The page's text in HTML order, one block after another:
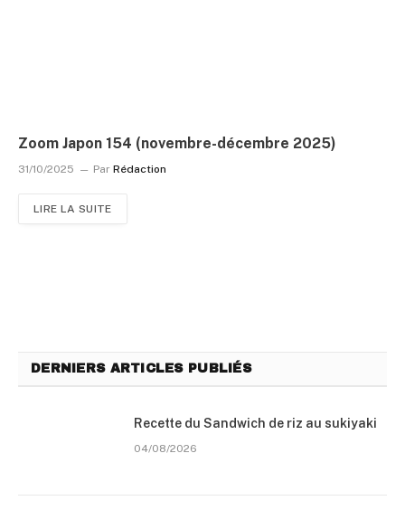
Zoom Japon 154 (novembre-décembre 2025)
31/10/2025 Par Rédaction
LIRE LA SUITE
DERNIERS ARTICLES PUBLIÉS
Recette du Sandwich de riz au sukiyaki
04/08/2026